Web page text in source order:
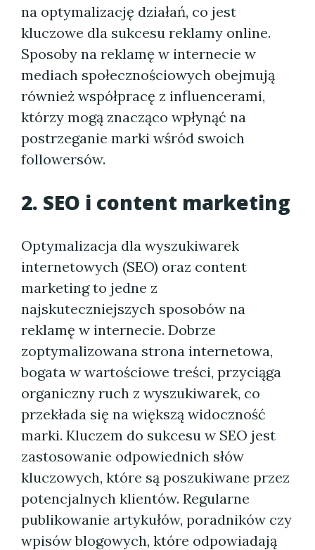
na optymalizację działań, co jest
kluczowe dla sukcesu reklamy online.
Sposoby na reklamę w internecie w
mediach społecznościowych obejmują
również współpracę z influencerami,
którzy mogą znacząco wpłynąć na
postrzeganie marki wśród swoich
followersów.
2. SEO i content marketing
Optymalizacja dla wyszukiwarek
internetowych (SEO) oraz content
marketing to jedne z
najskuteczniejszych sposobów na
reklamę w internecie. Dobrze
zoptymalizowana strona internetowa,
bogata w wartościowe treści, przyciąga
organiczny ruch z wyszukiwarek, co
przekłada się na większą widoczność
marki. Kluczem do sukcesu w SEO jest
zastosowanie odpowiednich słów
kluczowych, które są poszukiwane przez
potencjalnych klientów. Regularne
publikowanie artykułów, poradników czy
wpisów blogowych, które odpowiadają